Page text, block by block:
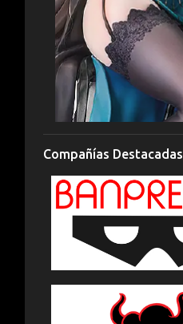
Compañías Destacadas